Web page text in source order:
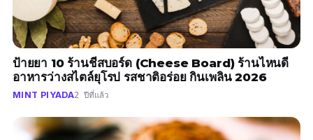
ป้ายยา 10 ร้านชีสบอร์ด (Cheese Board) ร้านไหนดี
อาหารว่างสไตล์ยุโรป รสชาติอร่อย กินเพลิน 2026
MINT PIYADA2 ปีที่แล้ว